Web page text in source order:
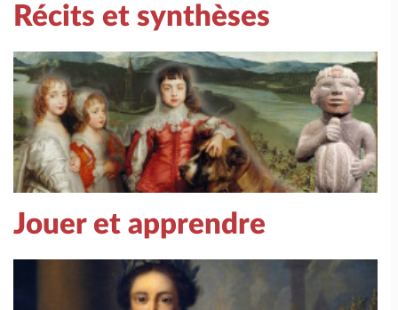
Récits et synthèses
Jouer et apprendre